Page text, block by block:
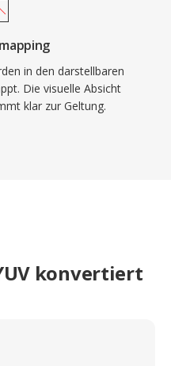
in den darstellbaren
Die visuelle Absicht
klar zur Geltung.
konvertiert